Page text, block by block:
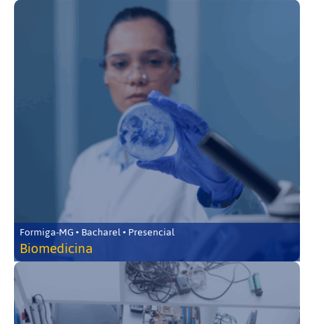
Formiga-MG • Bacharel • Presencial
Biomedicina